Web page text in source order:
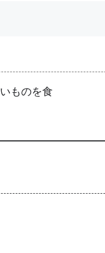
ものを食